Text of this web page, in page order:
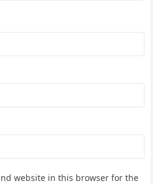
website in this browser for the